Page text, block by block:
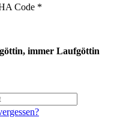
Code *
immer Laufgöttin